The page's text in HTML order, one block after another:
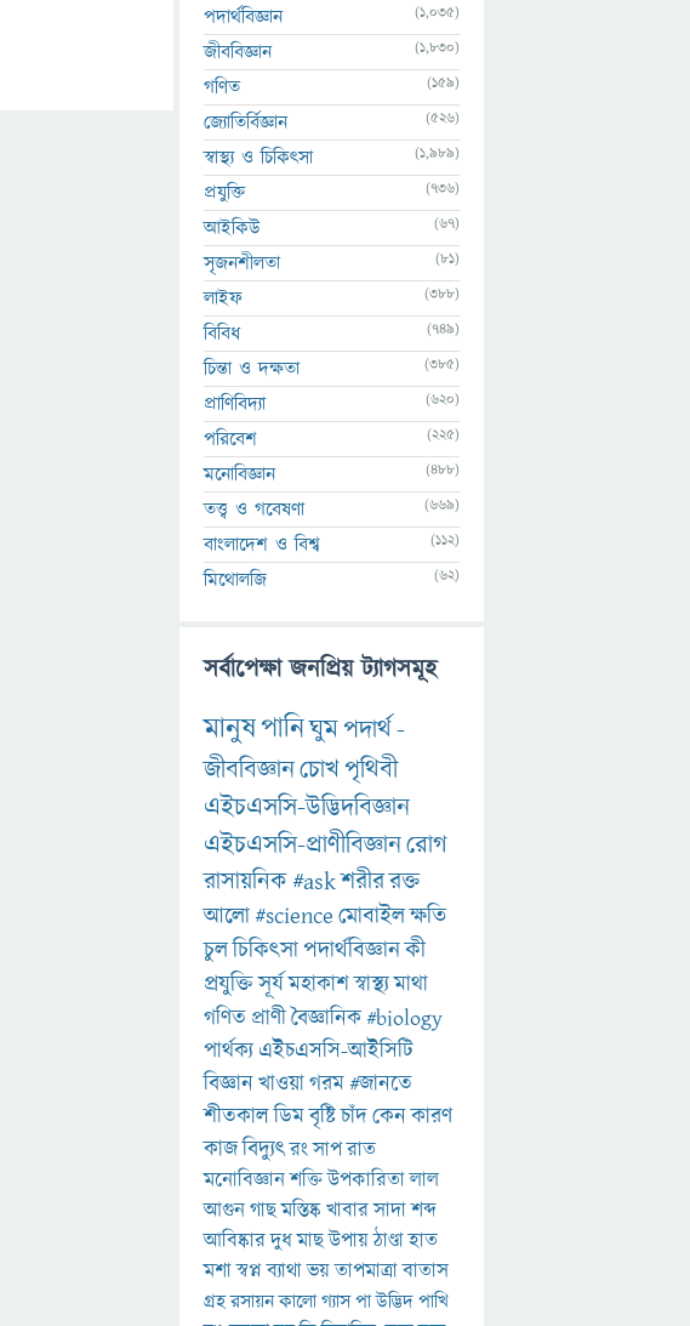
পদার্থবিজ্ঞান (1,035)
জীববিজ্ঞান (1,830)
গণিত (159)
জ্যোতির্বিজ্ঞান (526)
স্বাস্থ্য ও চিকিৎসা (1,989)
প্রযুক্তি (736)
আইকিউ (67)
সৃজনশীলতা (81)
লাইফ (388)
বিবিধ (749)
চিন্তা ও দক্ষতা (385)
প্রাণিবিদ্যা (620)
পরিবেশ (225)
মনোবিজ্ঞান (488)
তত্ত্ব ও গবেষণা (669)
বাংলাদেশ ও বিশ্ব (112)
মিথোলজি (62)
সর্বাপেক্ষা জনপ্রিয় ট্যাগসমূহ
মানুষপানিঘুমপদার্থ-
জীববিজ্ঞানচোখপৃথিবী
এইচএসসি-উদ্ভিদবিজ্ঞান
এইচএসসি-প্রাণীবিজ্ঞানরোগ
রাসায়নিক#askশরীররক্ত
আলো#scienceমোবাইলক্ষতি
চুলচিকিৎসাপদার্থবিজ্ঞানকী
প্রযুক্তিসূর্যমহাকাশস্বাস্থ্যমাথা
গণিত প্রাণীবৈজ্ঞানিক#biology
পার্থক্য এইচএসসি-আইসিটি
বিজ্ঞানখাওয়াগরম#জানতে
শীতকালডিমবৃষ্টিচাঁদকেনকারণ
কাজবিদ্যুৎরংসাপরাত
মনোবিজ্ঞানশক্তিউপকারিতালাল
আগুনগাছমস্তিষ্কখাবারসাদাশব্দ
আবিষ্কারদুধমাছউপায়ঠাণ্ডাহাত
মশাস্বপ্নব্যাথাভয়তাপমাত্রাবাতাস
গ্রহরসায়নকালোগ্যাসপাউদ্ভিদপাখি